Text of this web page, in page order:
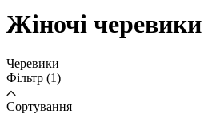
Жіночі черевики
Черевики
Фільтр (1)
Сортування